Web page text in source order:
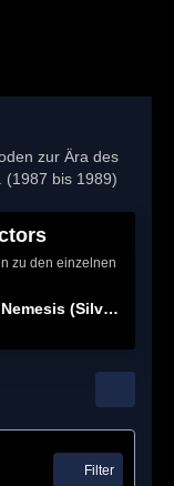
zur Ära des
(1987 bis 1989)
zu den einzelnen
(Silver Nemesis)
Filter